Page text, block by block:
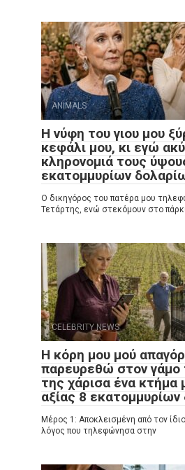
ANIMALS
Η νύφη του γιου μου
κεφάλι μου, κι εγώ
κληρονομιά τους
εκατομμυρίων
Ο δικηγόρος του πατέρα μου
Τετάρτης, ενώ στεκόμουν στο
CELEBRITY NEWS
Η κόρη μου μού
παρευρεθώ στον γάμο
της χάρισα ένα
αξίας 8
Μέρος 1: Αποκλεισμένη από τον
λόγος που τηλεφώνησα στην